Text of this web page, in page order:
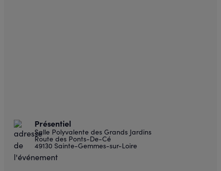
Présentiel
Salle Polyvalente des Grands Jardins
Route des Ponts-De-Cé
49130 Sainte-Gemmes-sur-Loire